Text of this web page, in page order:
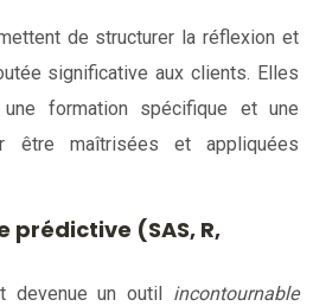
de structurer la réflexion et
significative aux clients. Elles
une formation spécifique et une
être maîtrisées et appliquées
prédictive (SAS, R,
devenue un outil incontournable